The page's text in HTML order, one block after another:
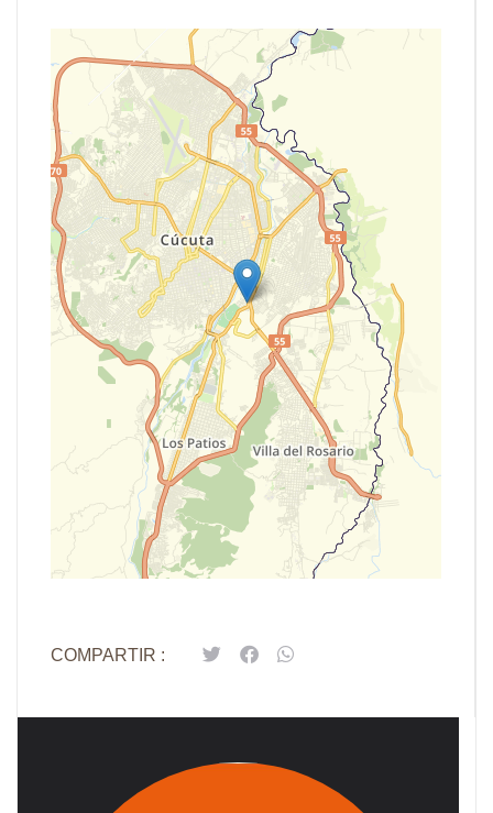
+
Leaflet | Map data ©OpenStreetMap contributors,
COMPARTIR :